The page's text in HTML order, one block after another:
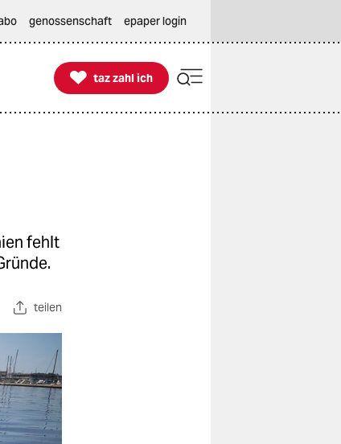
genossenschaft epaper login

taz zahl ich
taz zahl ich
fehlt
teilen